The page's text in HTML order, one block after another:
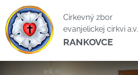
Cirkevný zbor
evanjelickej cirkvi a.v.
RANKOVCE